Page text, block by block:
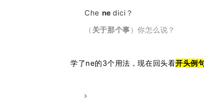
Che nedici？
（ 关于那个事）你怎么说？
学了ne的3个用法，现在回头看开头例